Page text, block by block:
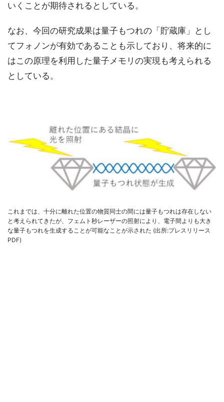
いくことが期待されるとしている。
なお、今回の研究成果は量子もつれの「貯蔵庫」とし
てフォノンが有効であることも示しており、将来的に
はこの原理を利用した量子メモリの実現も考えられる
としている。
これまでは、十分に離れた位置の物質同士の間には量子もつれは存在しない
と考えられてきたが、フェムト秒レーザーの照射により、電子間よりも大き
な量子もつれを生成することが可能なことが示された (出所:プレスリリース
PDF)